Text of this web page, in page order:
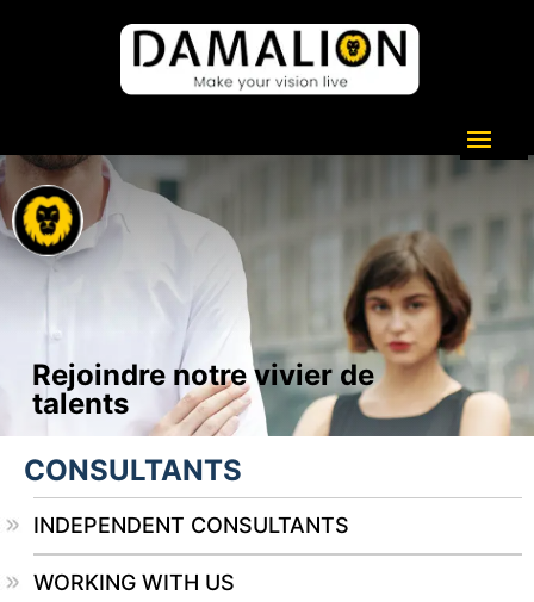
Rejoindre notre vivier de
talents
CONSULTANTS
INDEPENDENT CONSULTANTS
WORKING WITH US